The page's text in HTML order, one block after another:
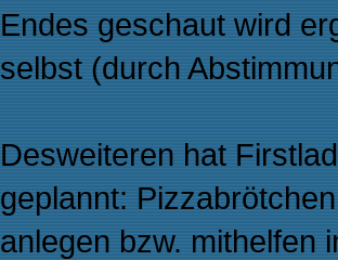
Endes geschaut wird
selbst (durch
Desweiteren hat
geplannt:
anlegen bzw. mithelfen